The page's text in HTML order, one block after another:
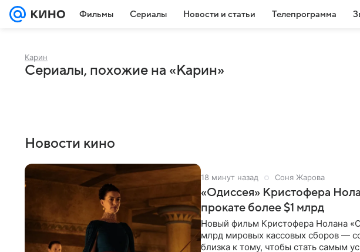
Фильмы Сериалы Новости и статьи Телепрограмма
Карин
Сериалы, похожие на «Карин»
Новости кино
18 минут назад Соня Жарова
«Одиссея» Кристофера
прокате более $1 млрд
Новый фильм Кристофера Нолана
млрд мировых кассовых сборов —
близка к тому, чтобы стать самым